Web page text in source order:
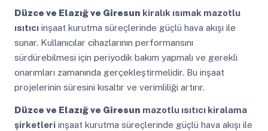
Düzce ve Elazığ ve Giresun kiralık ısımak mazotlu
ısıtıcıinşaat kurutma süreçlerinde güçlü hava akışı ile
sunar. Kullanıcılar cihazlarının performansını
sürdürebilmesi için periyodik bakım yapmalı ve gerekli
onarımları zamanında gerçekleştirmelidir. Bu inşaat
projelerinin süresini kısaltır ve verimliliği artırır.
Düzce ve Elazığ ve Giresun mazotlu ısıtıcı kiralama
şirketleriinşaat kurutma süreçlerinde güçlü hava akışı ile